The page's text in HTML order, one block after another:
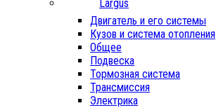
Largus
Двигатель и его системы
Кузов и система отопления
Общее
Подвеска
Тормозная система
Трансмиссия
Электрика